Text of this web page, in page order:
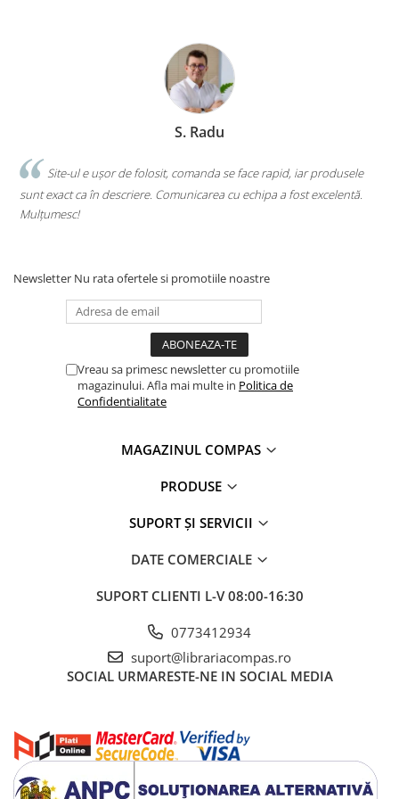
Ficțiune mitologică și istorică
Romane de dragoste
Poezie și teatru
ficțiune
Psihologie și dezvoltare personală
Sănătate și stil de viață
Artă și fotografie
Istorie și științe sociale
Știință și tehnologie
Literatură în limbi străine
Gramatică și vocabulare
Papetărie și articole din hârtie
Agende datate
Agende nedatate
Agende pentru copii
S. Radu
Site-ul e ușor de folosit, comanda se face rapid, iar produsele
sunt exact ca în descriere. Comunicarea cu echipa a fost excelentă.
Mulțumesc!
Newsletter Nu rata ofertele si promotiile noastre
Vreau sa primesc newsletter cu promotiile
magazinului. Afla mai multe in Politica de
Confidentialitate
MAGAZINUL COMPAS
PRODUSE
SUPORT ȘI SERVICII
DATE COMERCIALE
SUPORT CLIENTI L-V 08:00-16:30
0773412934
suport@librariacompas.ro
SOCIAL URMARESTE-NE IN SOCIAL MEDIA